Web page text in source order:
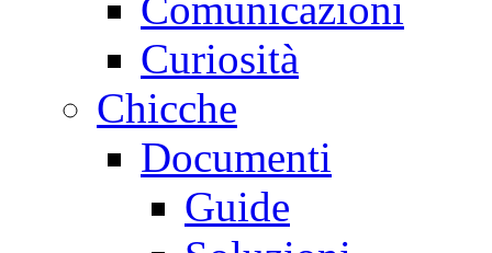
Comunicazioni
Curiosità
Chicche
Documenti
Guide